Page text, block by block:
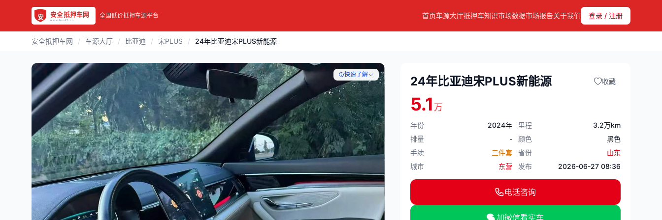
全国低价抵押车源平台 首页车源大厅抵押车知识市场数据市场报告关于我们 登录 / 注册
安全抵押车网 / 车源大厅 / 比亚迪 / 宋PLUS / 24年比亚迪宋PLUS新能源
快速了解 24年比亚迪宋PLUS新能源 收藏
5.1 万
年份 2024年 里程
3.2万km
排量
- 颜色
黑色
手续
三件套 省份
山东
城市
东营 发布 2026-06-27 08:36
电话咨询
加微信看实车